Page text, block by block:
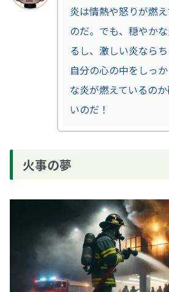
炎は情熱や怒りが燃
のだ。でも、穏やか
るし、激しい炎なら
自分の心の中をしっ
な炎が燃えているの
いのだ！
火事の夢